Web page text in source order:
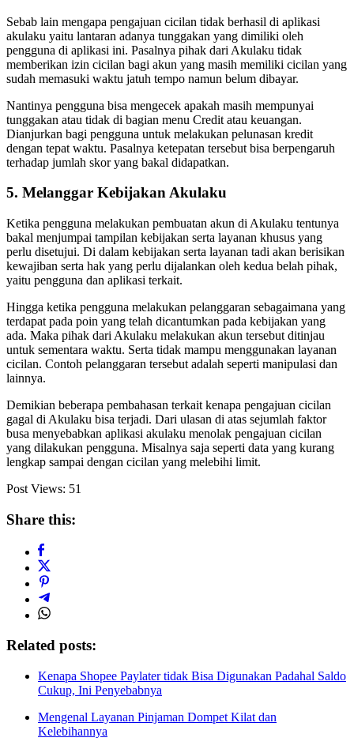
Sebab lain mengapa pengajuan cicilan tidak berhasil di aplikasi
akulaku yaitu lantaran adanya tunggakan yang dimiliki oleh
pengguna di aplikasi ini. Pasalnya pihak dari Akulaku tidak
memberikan izin cicilan bagi akun yang masih memiliki cicilan yang
sudah memasuki waktu jatuh tempo namun belum dibayar.
Nantinya pengguna bisa mengecek apakah masih mempunyai
tunggakan atau tidak di bagian menu Credit atau keuangan.
Dianjurkan bagi pengguna untuk melakukan pelunasan kredit
dengan tepat waktu. Pasalnya ketepatan tersebut bisa berpengaruh
terhadap jumlah skor yang bakal didapatkan.
5. Melanggar Kebijakan Akulaku
Ketika pengguna melakukan pembuatan akun di Akulaku tentunya
bakal menjumpai tampilan kebijakan serta layanan khusus yang
perlu disetujui. Di dalam kebijakan serta layanan tadi akan berisikan
kewajiban serta hak yang perlu dijalankan oleh kedua belah pihak,
yaitu pengguna dan aplikasi terkait.
Hingga ketika pengguna melakukan pelanggaran sebagaimana yang
terdapat pada poin yang telah dicantumkan pada kebijakan yang
ada. Maka pihak dari Akulaku melakukan akun tersebut ditinjau
untuk sementara waktu. Serta tidak mampu menggunakan layanan
cicilan. Contoh pelanggaran tersebut adalah seperti manipulasi dan
lainnya.
Demikian beberapa pembahasan terkait kenapa pengajuan cicilan
gagal di Akulaku bisa terjadi. Dari ulasan di atas sejumlah faktor
busa menyebabkan aplikasi akulaku menolak pengajuan cicilan
yang dilakukan pengguna. Misalnya saja seperti data yang kurang
lengkap sampai dengan cicilan yang melebihi limit.
Post Views: 51
Share this:
Related posts:
Kenapa Shopee Paylater tidak Bisa Digunakan Padahal Saldo
Cukup, Ini Penyebabnya
Mengenal Layanan Pinjaman Dompet Kilat dan
Kelebihannya